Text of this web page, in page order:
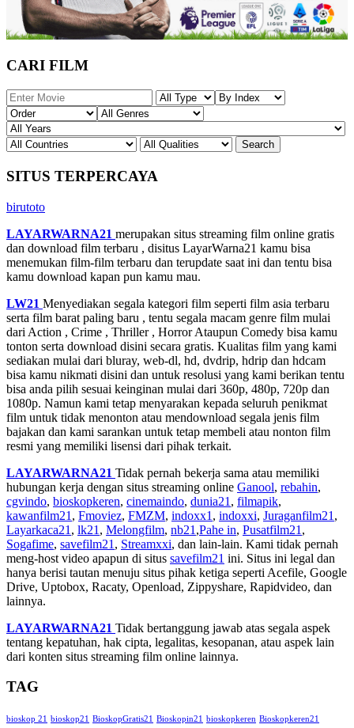
CARI FILM
SITUS TERPERCAYA
birutoto
LAYARWARNA21 merupakan situs streaming film online gratis
dan download film terbaru , disitus LayarWarna21 kamu bisa
menemukan film-film terbaru dan terupdate saat ini dan tentu bisa
kamu download kapan pun kamu mau.
LW21 Menyediakan segala kategori film seperti film asia terbaru
serta film barat paling baru , tentu segala macam genre film mulai
dari Action , Crime , Thriller , Horror Ataupun Comedy bisa kamu
tonton serta download disini secara gratis. Kualitas film yang kami
sediakan mulai dari bluray, web-dl, hd, dvdrip, hdrip dan hdcam
bisa kamu nikmati disini dan untuk resolusi yang kami berikan tentu
bisa anda pilih sesuai keinginan mulai dari 360p, 480p, 720p dan
1080p. Namun kami tetap menyarakan kepada seluruh penikmat
film untuk tidak menonton atau mendownload segala jenis film
bajakan dan kami sarankan untuk tetap membeli atau nonton film
resmi yang memiliki lisensi dari pihak terkait.
LAYARWARNA21 Tidak pernah bekerja sama atau memiliki
hubungan kerja dengan situs streaming online Ganool, rebahin,
cgvindo, bioskopkeren, cinemaindo, dunia21 , filmapik,
kawanfilm21 , Fmoviez, FMZM, indoxx1 , indoxxi, Juraganfilm21 ,
Layarkaca21 , lk21 , Melongfilm, nb21 ,Pahe in, Pusatfilm21 ,
Sogafime, savefilm21 , Streamxxi, dan lain-lain. Kami tidak pernah
meng-host video apapun di situs savefilm21 ini. Situs ini legal dan
hanya berisi tautan menuju situs pihak ketiga seperti Acefile, Google
Drive, Uptobox, Racaty, Openload, Zippyshare, Rapidvideo, dan
lainnya.
LAYARWARNA21 Tidak bertanggung jawab atas segala aspek
tentang kepatuhan, hak cipta, legalitas, kesopanan, atau aspek lain
dari konten situs streaming film online lainnya.
TAG
bioskop 21 bioskop21 BioskopGratis21 Bioskopin21 bioskopkeren Bioskopkeren21